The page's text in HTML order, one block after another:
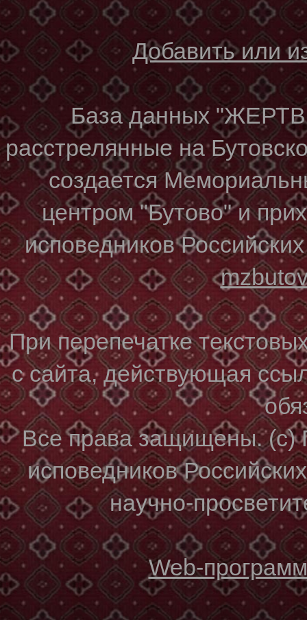
Добавить или
База данных
расстрелянные на
создается
центром "Бутово" и
исповедников
При перепечатке
с сайта, действующая
Все права защищены. (с)
исповедников
научно-
Web-